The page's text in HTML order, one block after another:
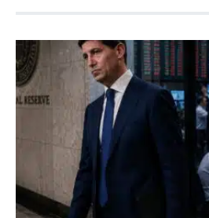
Kevin Warsh maintient sa